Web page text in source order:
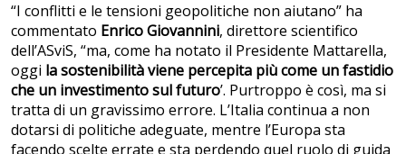
“I conflitti e le tensioni geopolitiche non aiutano” ha
commentato Enrico Giovannini, direttore scientifico
dell’ASviS, “ma, come ha notato il Presidente Mattarella,
oggi la sostenibilità viene percepita più come un fastidio
che un investimento sul futuro’. Purtroppo è così, ma si
tratta di un gravissimo errore. L’Italia continua a non
dotarsi di politiche adeguate, mentre l’Europa sta
facendo scelte errate e sta perdendo quel ruolo di guida